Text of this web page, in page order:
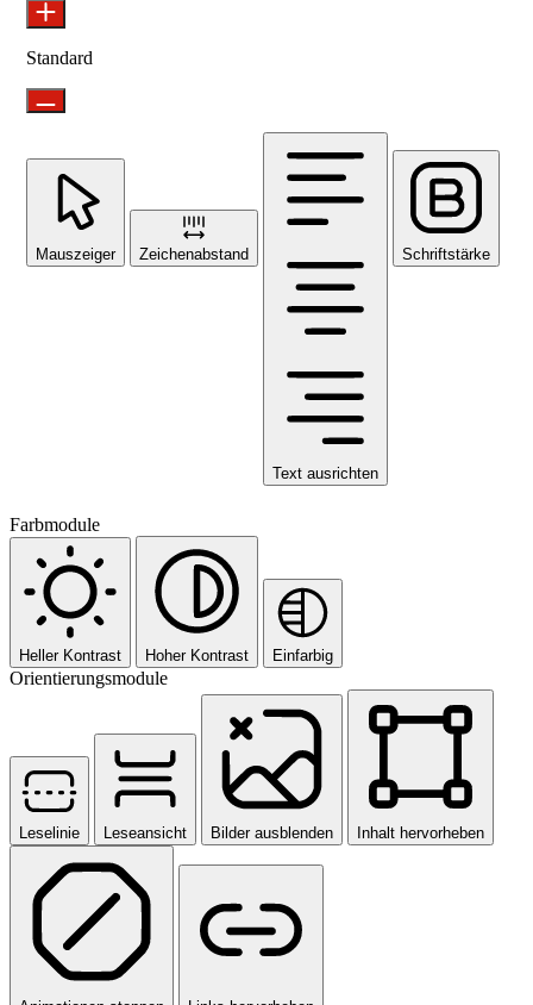
Standard
Mauszeiger Zeichenabstand
Text ausrichten
Schriftstärke
Farbmodule
Heller Kontrast Hoher Kontrast Einfarbig
Orientierungsmodule
Leselinie Leseansicht Bilder ausblenden Inhalt hervorheben